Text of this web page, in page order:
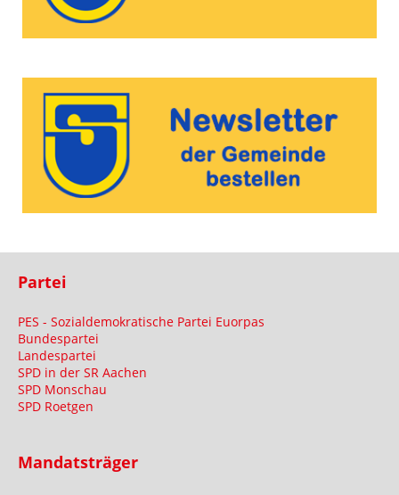
Partei
PES - Sozialdemokratische Partei Euorpas
Bundespartei
Landespartei
SPD in der SR Aachen
SPD Monschau
SPD Roetgen
Mandatsträger